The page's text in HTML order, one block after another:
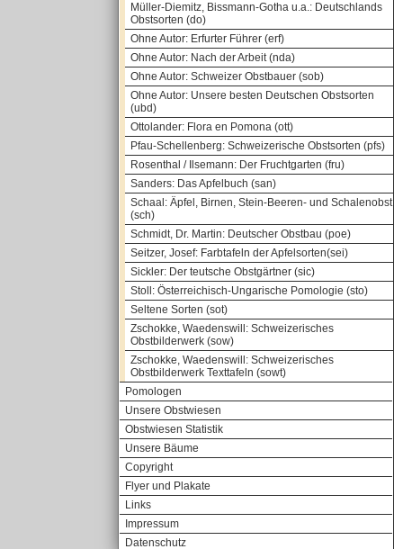
Müller-Diemitz, Bissmann-Gotha u.a.: Deutschlands
Obstsorten (do)
Ohne Autor: Erfurter Führer (erf)
Ohne Autor: Nach der Arbeit (nda)
Ohne Autor: Schweizer Obstbauer (sob)
Ohne Autor: Unsere besten Deutschen Obstsorten
(ubd)
Ottolander: Flora en Pomona (ott)
Pfau-Schellenberg: Schweizerische Obstsorten (pfs)
Rosenthal / Ilsemann: Der Fruchtgarten (fru)
Sanders: Das Apfelbuch (san)
Schaal: Äpfel, Birnen, Stein-Beeren- und Schalenobst
(sch)
Schmidt, Dr. Martin: Deutscher Obstbau (poe)
Seitzer, Josef: Farbtafeln der Apfelsorten(sei)
Sickler: Der teutsche Obstgärtner (sic)
Stoll: Österreichisch-Ungarische Pomologie (sto)
Seltene Sorten (sot)
Zschokke, Waedenswill: Schweizerisches
Obstbilderwerk (sow)
Zschokke, Waedenswill: Schweizerisches
Obstbilderwerk Texttafeln (sowt)
Pomologen
Unsere Obstwiesen
Obstwiesen Statistik
Unsere Bäume
Copyright
Flyer und Plakate
Links
Impressum
Datenschutz